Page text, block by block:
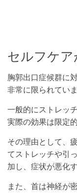
セルフケ
胸郭出口症候群に
非常に限られていま
一般的にストレッ
実際の効果は限定
その理由として、
てストレッチや引
加し、症状が悪化
また、首は神経が